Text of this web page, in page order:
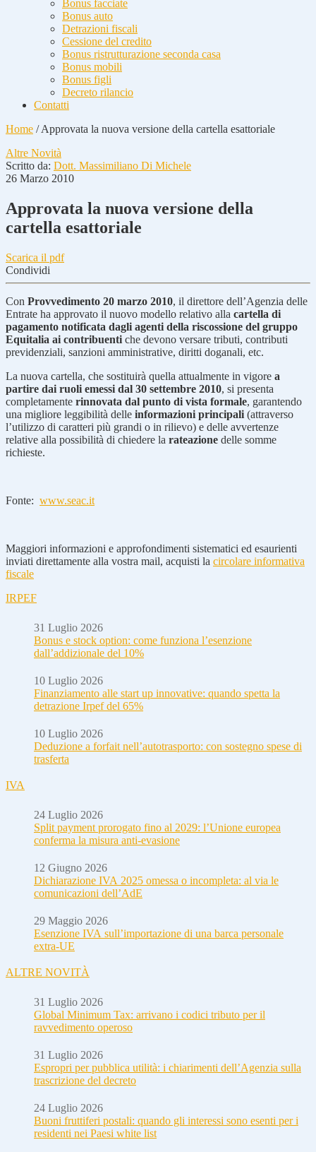
Bonus facciate
Bonus auto
Detrazioni fiscali
Cessione del credito
Bonus ristrutturazione seconda casa
Bonus mobili
Bonus figli
Decreto rilancio
Contatti
Home /Approvata la nuova versione della cartella esattoriale
Altre Novità
Scritto da: Dott. Massimiliano Di Michele
26 Marzo 2010
Approvata la nuova versione della
cartella esattoriale
Scarica il pdf
Condividi
Con Provvedimento 20 marzo 2010, il direttore dell’Agenzia delle
Entrate ha approvato il nuovo modello relativo alla cartella di
pagamento notificata dagli agenti della riscossione del gruppo
Equitalia ai contribuenti che devono versare tributi, contributi
previdenziali, sanzioni amministrative, diritti doganali, etc.
La nuova cartella, che sostituirà quella attualmente in vigore a
partire dai ruoli emessi dal 30 settembre 2010, si presenta
completamente rinnovata dal punto di vista formale, garantendo
una migliore leggibilità delle informazioni principali (attraverso
l’utilizzo di caratteri più grandi o in rilievo) e delle avvertenze
relative alla possibilità di chiedere la rateazione delle somme
richieste.
Fonte: www.seac.it
Maggiori informazioni e approfondimenti sistematici ed esaurienti
inviati direttamente alla vostra mail, acquisti la circolare informativa
fiscale
IRPEF
31 Luglio 2026
Bonus e stock option: come funziona l’esenzione
dall’addizionale del 10%
10 Luglio 2026
Finanziamento alle start up innovative: quando spetta la
detrazione Irpef del 65%
10 Luglio 2026
Deduzione a forfait nell’autotrasporto: con sostegno spese di
trasferta
IVA
24 Luglio 2026
Split payment prorogato fino al 2029: l’Unione europea
conferma la misura anti-evasione
12 Giugno 2026
Dichiarazione IVA 2025 omessa o incompleta: al via le
comunicazioni dell’AdE
29 Maggio 2026
Esenzione IVA sull’importazione di una barca personale
extra-UE
ALTRE NOVITÀ
31 Luglio 2026
Global Minimum Tax: arrivano i codici tributo per il
ravvedimento operoso
31 Luglio 2026
Espropri per pubblica utilità: i chiarimenti dell’Agenzia sulla
trascrizione del decreto
24 Luglio 2026
Buoni fruttiferi postali: quando gli interessi sono esenti per i
residenti nei Paesi white list